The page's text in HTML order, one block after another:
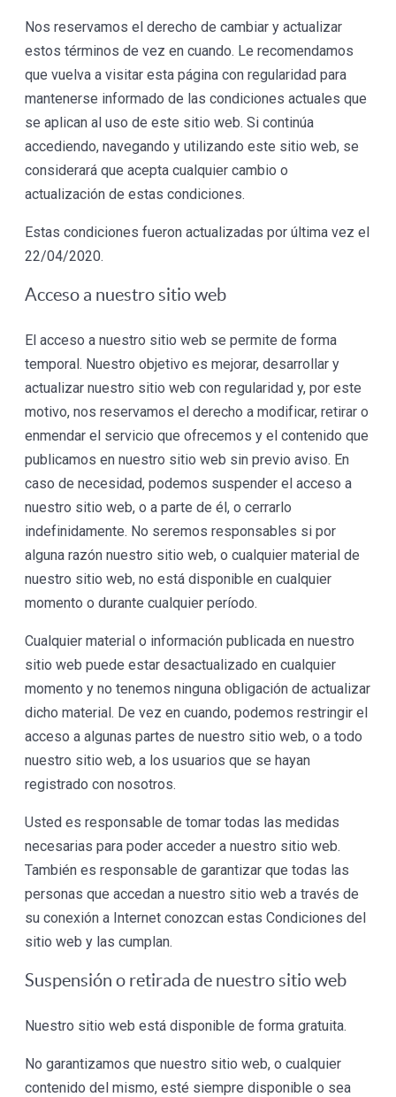
Nos reservamos el derecho de cambiar y actualizar
estos términos de vez en cuando. Le recomendamos
que vuelva a visitar esta página con regularidad para
mantenerse informado de las condiciones actuales que
se aplican al uso de este sitio web. Si continúa
accediendo, navegando y utilizando este sitio web, se
considerará que acepta cualquier cambio o
actualización de estas condiciones.
Estas condiciones fueron actualizadas por última vez el
22/04/2020.
Acceso a nuestro sitio web
El acceso a nuestro sitio web se permite de forma
temporal. Nuestro objetivo es mejorar, desarrollar y
actualizar nuestro sitio web con regularidad y, por este
motivo, nos reservamos el derecho a modificar, retirar o
enmendar el servicio que ofrecemos y el contenido que
publicamos en nuestro sitio web sin previo aviso. En
caso de necesidad, podemos suspender el acceso a
nuestro sitio web, o a parte de él, o cerrarlo
indefinidamente. No seremos responsables si por
alguna razón nuestro sitio web, o cualquier material de
nuestro sitio web, no está disponible en cualquier
momento o durante cualquier período.
Cualquier material o información publicada en nuestro
sitio web puede estar desactualizado en cualquier
momento y no tenemos ninguna obligación de actualizar
dicho material. De vez en cuando, podemos restringir el
acceso a algunas partes de nuestro sitio web, o a todo
nuestro sitio web, a los usuarios que se hayan
registrado con nosotros.
Usted es responsable de tomar todas las medidas
necesarias para poder acceder a nuestro sitio web.
También es responsable de garantizar que todas las
personas que accedan a nuestro sitio web a través de
su conexión a Internet conozcan estas Condiciones del
sitio web y las cumplan.
Suspensión o retirada de nuestro sitio web
Nuestro sitio web está disponible de forma gratuita.
No garantizamos que nuestro sitio web, o cualquier
contenido del mismo, esté siempre disponible o sea